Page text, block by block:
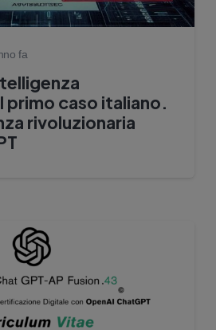
fa
caso italiano.
rivoluzionaria